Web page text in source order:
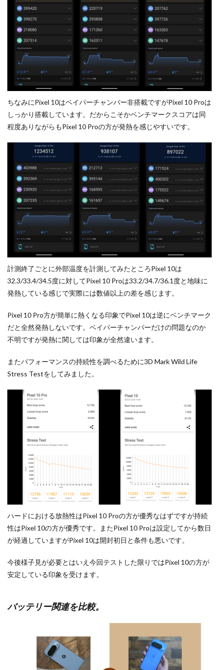
ちなみにPixel 10はベイパーチャンバー非搭載ですがPixel 10 Proは
しっかり搭載しています。だからこそかベンチマークスコアは同
程度ありながらもPixel 10 Proの方が発熱を感じやすいです。
計測終了ごとに外部温度を計測してみたところPixel 10は
32.3/33.4/34.5度に対してPixel 10 Proは33.2/34.7/36.1度と地味に
発熱している感じで実際には数値以上の差を感じます。
Pixel 10 Pro方が簡単に熱くなる印象でPixel 10は逆にベンチマーク
だと全然発熱しないです。ベイパーチャンバーだけの問題なのか
不明ですが発熱に関しては印象が全然違います。
またパフォーマンスの持続性を調べるために3D Mark Wild Life
Stress Testをしてみました。
ハードにおける放熱性はPixel 10 Proの方が優秀なはずですが持続
性はPixel 10の方が優秀です。またPixel 10 Proは設定してから数日
が経過していますがPixel 10は開封初日と条件も悪いです。
今後様子見が必要とはいえ今回テストした限りではPixel 10の方が
安定している印象を受けます。
バッテリー関連を比較。